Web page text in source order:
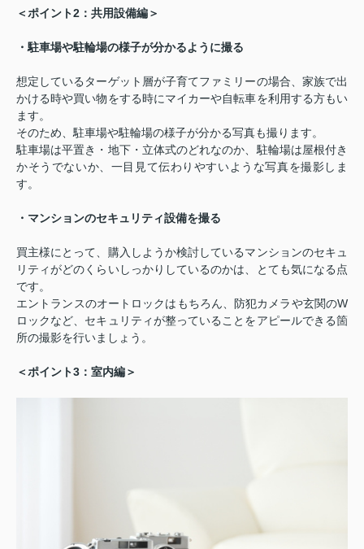
＜ポイント2 ：共用設備編＞
・駐車場や駐輪場の様子が分かるように撮る
想定しているターゲット層が子育てファミリーの場合、家族で出
かける時や買い物をする時にマイカーや自転車を利用する方もい
ます。
そのため、駐車場や駐輪場の様子が分かる写真も撮ります。
駐車場は平置き・地下・立体式のどれなのか、駐輪場は屋根付き
かそうでないか、一目見て伝わりやすいような写真を撮影しま
す。
・マンションのセキュリティ設備を撮る
買主様にとって、購入しようか検討しているマンションのセキュ
リティがどのくらいしっかりしているのかは、とても気になる点
です。
エントランスのオートロックはもちろん、防犯カメラや玄関のW
ロックなど、セキュリティが整っていることをアピールできる箇
所の撮影を行いましょう。
＜ポイント3 ：室内編＞